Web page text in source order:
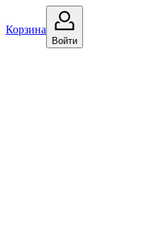
Корзина
Войти